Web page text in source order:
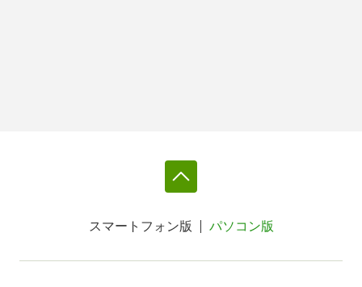
スマートフォン版 パソコン版